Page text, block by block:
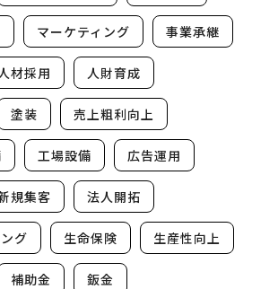
マーケティング 事業承継
材採用 人財育成
塗装 売上粗利向上
工場設備 広告運用
規集客 法人開拓
グ 生命保険 生産性向上
補助金 鈑金